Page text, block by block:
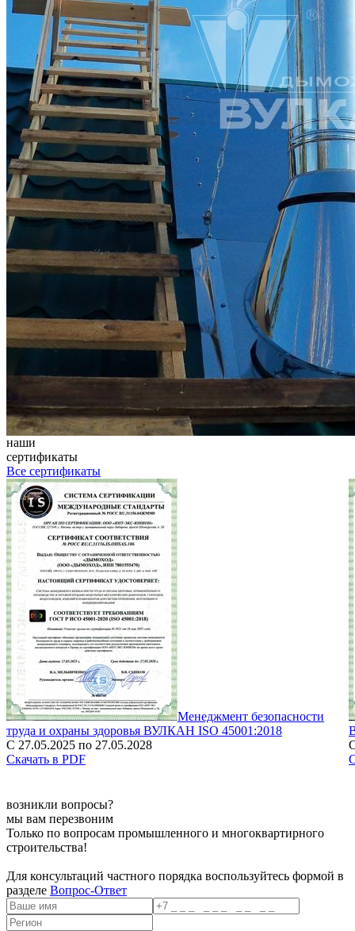
наши
сертификаты
Все сертификаты
Менеджмент безопасности
труда и охраны здоровья ВУЛКАН ISO 45001:2018
С 27.05.2025 по 27.05.2028
Скачать в PDF
возникли вопросы?
мы вам перезвоним
Только по вопросам промышленного и многоквартирного
строительства!
Для консультаций частного порядка воспользуйтесь формой в
разделе Вопрос-Ответ